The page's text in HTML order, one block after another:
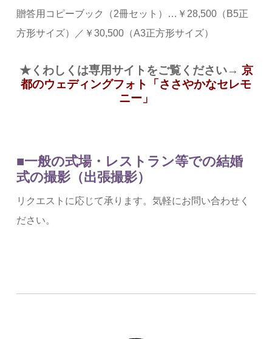
贈答用コピーブック（2冊セット）…￥28,500（B5正
方形サイズ）／￥30,500（A3正方形サイズ）
★くわしくは専用サイトをご覧ください→ 京
都のウェディングフォト「ささやかなセレモ
ニー」
■一般の式場・レストラン等での結婚
式の撮影（出張撮影）
リクエストに応じて承ります。気軽にお問い合わせく
ださい。